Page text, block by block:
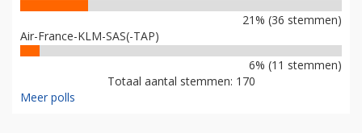
21% (36 stemmen)
Air-France-KLM-SAS(-TAP)
6% (11 stemmen)
Totaal aantal stemmen: 170
Meer polls